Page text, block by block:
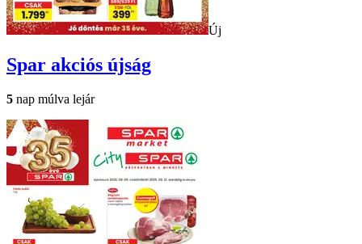
Új
Spar akciós újság
5 nap múlva lejár